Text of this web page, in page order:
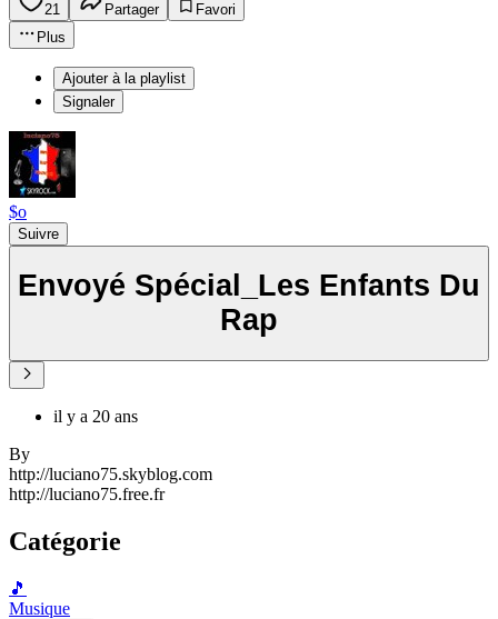
21 Partager
Favori
Plus
Ajouter à la playlist
Signaler
$o
Suivre
Envoyé Spécial_Les Enfants Du
Rap
il y a 20 ans
By
http://luciano75.skyblog.com
http://luciano75.free.fr
Catégorie
🎵
Musique